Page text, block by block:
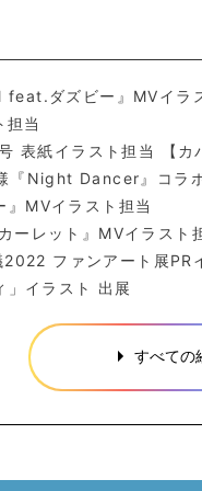
ダズビー』MVイラ
当
表紙イラスト担当 【
『Night Dancer』コラ
MVイラスト担当
レット』MVイラスト
ファンアート展PR
イラスト 出展
すべての